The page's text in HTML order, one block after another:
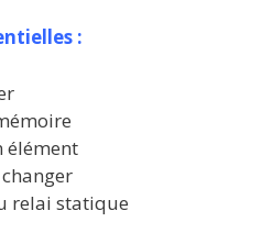
:
élément
relai statique